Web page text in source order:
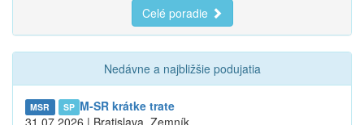
Celé poradie
Nedávne a najbližšie podujatia
MSR SP M-SR krátke trate